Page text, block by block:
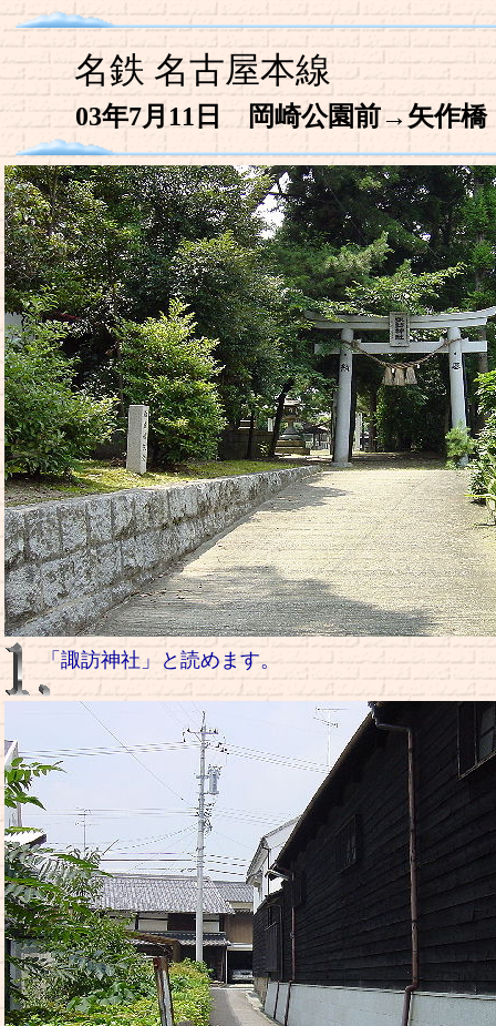
03年7月11日 岡崎公園前→矢作橋
名鉄 名古屋本線
「諏訪神社」と読めます。